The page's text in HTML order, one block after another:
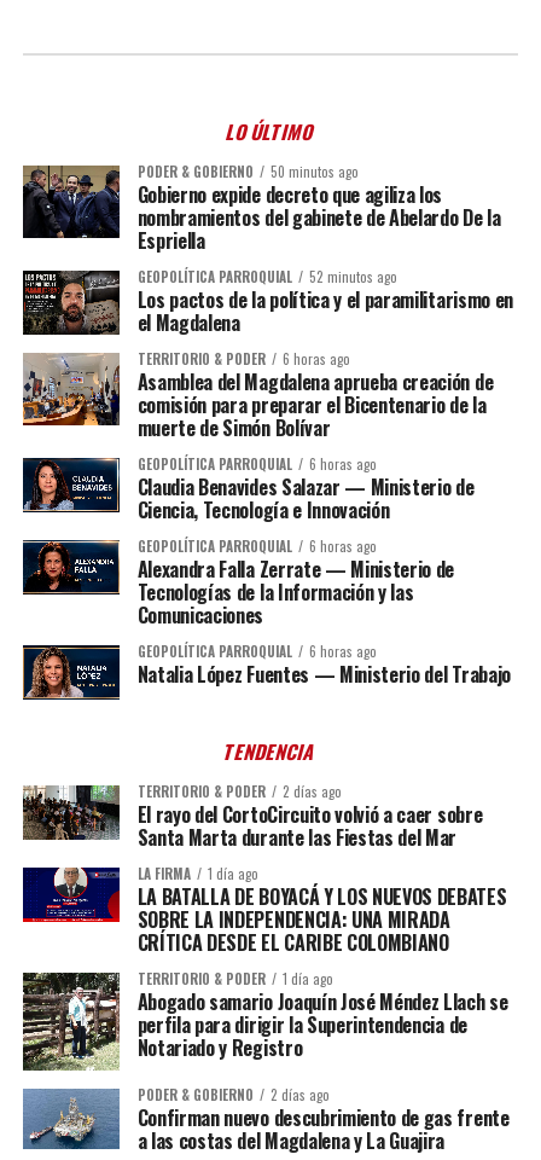
LO ÚLTIMO
PODER & GOBIERNO 50 minutos ago
Gobierno expide decreto que agiliza los
nombramientos del gabinete de Abelardo De la
Espriella
GEOPOLÍTICA PARROQUIAL 52 minutos ago
Los pactos de la política y el paramilitarismo en
el Magdalena
TERRITORIO & PODER 6 horas ago
Asamblea del Magdalena aprueba creación de
comisión para preparar el Bicentenario de la
muerte de Simón Bolívar
GEOPOLÍTICA PARROQUIAL 6 horas ago
Claudia Benavides Salazar — Ministerio de
Ciencia, Tecnología e Innovación
GEOPOLÍTICA PARROQUIAL 6 horas ago
Alexandra Falla Zerrate — Ministerio de
Tecnologías de la Información y las
Comunicaciones
GEOPOLÍTICA PARROQUIAL 6 horas ago
Natalia López Fuentes — Ministerio del Trabajo
TENDENCIA
TERRITORIO & PODER 2 días ago
El rayo del CortoCircuito volvió a caer sobre
Santa Marta durante las Fiestas del Mar
LA FIRMA 1 día ago
LA BATALLA DE BOYACÁ Y LOS NUEVOS DEBATES
SOBRE LA INDEPENDENCIA: UNA MIRADA
CRÍTICA DESDE EL CARIBE COLOMBIANO
TERRITORIO & PODER 1 día ago
Abogado samario Joaquín José Méndez Llach se
perfila para dirigir la Superintendencia de
Notariado y Registro
PODER & GOBIERNO 2 días ago
Confirman nuevo descubrimiento de gas frente
a las costas del Magdalena y La Guajira